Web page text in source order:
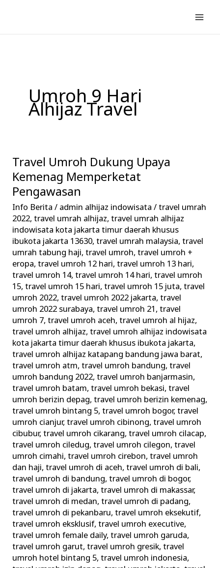
konten
Umroh 9 Hari
Alhijaz Travel
Travel Umroh Dukung Upaya
Kemenag Memperketat
Pengawasan
Info Berita / admin alhijaz indowisata/travel umrah
2022,travel umrah alhijaz,travel umrah alhijaz
indowisata kota jakarta timur daerah khusus
ibukota jakarta 13630,travel umrah malaysia,travel
umrah tabung haji,travel umroh,travel umroh +
eropa,travel umroh 12 hari,travel umroh 13 hari,
travel umroh 14,travel umroh 14 hari,travel umroh
15,travel umroh 15 hari,travel umroh 15 juta,travel
umroh 2022,travel umroh 2022 jakarta,travel
umroh 2022 surabaya,travel umroh 21,travel
umroh 7,travel umroh aceh,travel umroh al hijaz,
travel umroh alhijaz,travel umroh alhijaz indowisata
kota jakarta timur daerah khusus ibukota jakarta,
travel umroh alhijaz katapang bandung jawa barat,
travel umroh atm,travel umroh bandung,travel
umroh bandung 2022,travel umroh banjarmasin,
travel umroh batam,travel umroh bekasi,travel
umroh berizin depag,travel umroh berizin kemenag,
travel umroh bintang 5,travel umroh bogor,travel
umroh cianjur,travel umroh cibinong,travel umroh
cibubur,travel umroh cikarang,travel umroh cilacap,
travel umroh ciledug,travel umroh cilegon,travel
umroh cimahi,travel umroh cirebon,travel umroh
dan haji,travel umroh di aceh,travel umroh di bali,
travel umroh di bandung,travel umroh di bogor,
travel umroh di jakarta,travel umroh di makassar,
travel umroh di medan,travel umroh di padang,
travel umroh di pekanbaru,travel umroh eksekutif,
travel umroh eksklusif,travel umroh executive,
travel umroh female daily,travel umroh garuda,
travel umroh garut,travel umroh gresik,travel
umroh hotel bintang 5,travel umroh indonesia,
Travel
Umroh
Dukung
Upaya
Kemenag
Memperketat
Pengawasan